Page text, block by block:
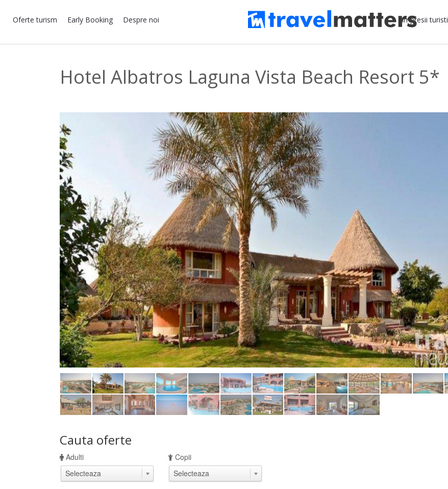
Oferte turism Early Booking Despre noi Impresii turisti
Hotel Albatros Laguna Vista Beach Resort 5*
Cauta oferte
Adulti Copii